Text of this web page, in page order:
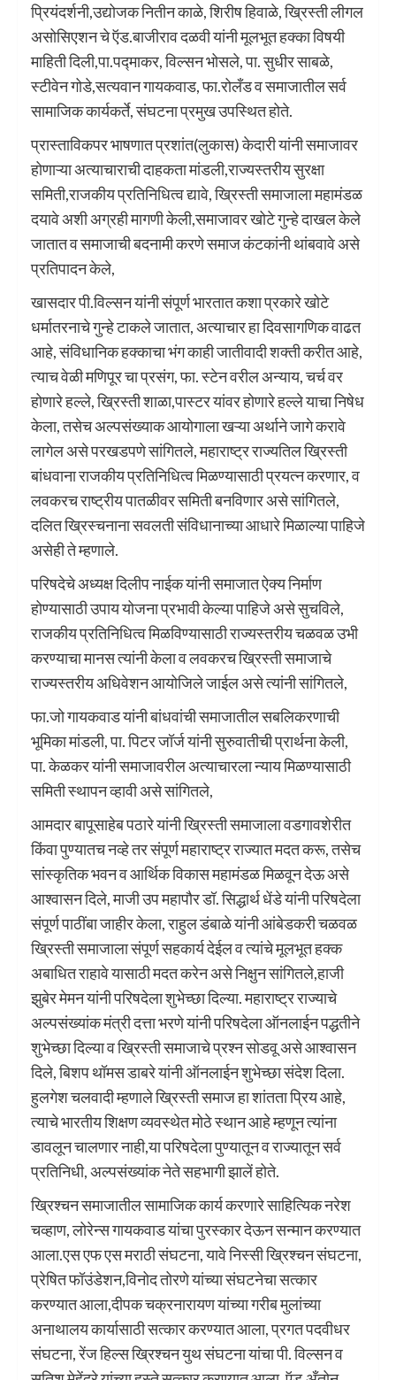
प्रियंदर्शनी,उद्योजक नितीन काळे, शिरीष हिवाळे, ख्रिस्ती लीगल
असोसिएशन चे ऍड.बाजीराव दळवी यांनी मूलभूत हक्का विषयी
माहिती दिली,पा.पद्माकर, विल्सन भोसले, पा. सुधीर साबळे,
स्टीवेन गोडे,सत्यवान गायकवाड, फा.रोलँड व समाजातील सर्व
सामाजिक कार्यकर्ते, संघटना प्रमुख उपस्थित होते.
प्रास्ताविकपर भाषणात प्रशांत(लुकास) केदारी यांनी समाजावर
होणाऱ्या अत्याचाराची दाहकता मांडली,राज्यस्तरीय सुरक्षा
समिती,राजकीय प्रतिनिधित्व द्यावे, ख्रिस्ती समाजाला महामंडळ
दयावे अशी अग्रही मागणी केली,समाजावर खोटे गुन्हे दाखल केले
जातात व समाजाची बदनामी करणे समाज कंटकांनी थांबवावे असे
प्रतिपादन केले,
खासदार पी.विल्सन यांनी संपूर्ण भारतात कशा प्रकारे खोटे
धर्मातरनाचे गुन्हे टाकले जातात, अत्याचार हा दिवसागणिक वाढत
आहे, संविधानिक हक्काचा भंग काही जातीवादी शक्ती करीत आहे,
त्याच वेळी मणिपूर चा प्रसंग, फा. स्टेन वरील अन्याय, चर्च वर
होणारे हल्ले, ख्रिस्ती शाळा,पास्टर यांवर होणारे हल्ले याचा निषेध
केला, तसेच अल्पसंख्याक आयोगाला खऱ्या अर्थाने जागे करावे
लागेल असे परखडपणे सांगितले, महाराष्ट्र राज्यतिल ख्रिस्ती
बांधवाना राजकीय प्रतिनिधित्व मिळण्यासाठी प्रयत्न करणार, व
लवकरच राष्ट्रीय पातळीवर समिती बनविणार असे सांगितले,
दलित ख्रिस्चनाना सवलती संविधानाच्या आधारे मिळाल्या पाहिजे
असेही ते म्हणाले.
परिषदेचे अध्यक्ष दिलीप नाईक यांनी समाजात ऐक्य निर्माण
होण्यासाठी उपाय योजना प्रभावी केल्या पाहिजे असे सुचविले,
राजकीय प्रतिनिधित्व मिळविण्यासाठी राज्यस्तरीय चळवळ उभी
करण्याचा मानस त्यांनी केला व लवकरच ख्रिस्ती समाजाचे
राज्यस्तरीय अधिवेशन आयोजिले जाईल असे त्यांनी सांगितले,
फा.जो गायकवाड यांनी बांधवांची समाजातील सबलिकरणाची
भूमिका मांडली, पा. पिटर जॉर्ज यांनी सुरुवातीची प्रार्थना केली,
पा. केळकर यांनी समाजावरील अत्याचारला न्याय मिळण्यासाठी
समिती स्थापन व्हावी असे सांगितले,
आमदार बापूसाहेब पठारे यांनी ख्रिस्ती समाजाला वडगावशेरीत
किंवा पुण्यातच नव्हे तर संपूर्ण महाराष्ट्र राज्यात मदत करू, तसेच
सांस्कृतिक भवन व आर्थिक विकास महामंडळ मिळवून देऊ असे
आश्वासन दिले, माजी उप महापौर डॉ. सिद्धार्थ धेंडे यांनी परिषदेला
संपूर्ण पाठींबा जाहीर केला, राहुल डंबाळे यांनी आंबेडकरी चळवळ
ख्रिस्ती समाजाला संपूर्ण सहकार्य देईल व त्यांचे मूलभूत हक्क
अबाधित राहावे यासाठी मदत करेन असे निक्षुन सांगितले,हाजी
झुबेर मेमन यांनी परिषदेला शुभेच्छा दिल्या. महाराष्ट्र राज्याचे
अल्पसंख्यांक मंत्री दत्ता भरणे यांनी परिषदेला ऑनलाईन पद्धतीने
शुभेच्छा दिल्या व ख्रिस्ती समाजाचे प्रश्न सोडवू असे आश्वासन
दिले, बिशप थॉमस डाबरे यांनी ऑनलाईन शुभेच्छा संदेश दिला.
हुलगेश चलवादी म्हणाले ख्रिस्ती समाज हा शांतता प्रिय आहे,
त्याचे भारतीय शिक्षण व्यवस्थेत मोठे स्थान आहे म्हणून त्यांना
डावलून चालणार नाही,या परिषदेला पुण्यातून व राज्यातून सर्व
प्रतिनिधी, अल्पसंख्यांक नेते सहभागी झालें होते.
ख्रिश्चन समाजातील सामाजिक कार्य करणारे साहित्यिक नरेश
चव्हाण, लोरेन्स गायकवाड यांचा पुरस्कार देऊन सन्मान करण्यात
आला.एस एफ एस मराठी संघटना, यावे निस्सी ख्रिश्चन संघटना,
प्रेषित फॉउंडेशन,विनोद तोरणे यांच्या संघटनेचा सत्कार
करण्यात आला,दीपक चक्रनारायण यांच्या गरीब मुलांच्या
अनाथालय कार्यासाठी सत्कार करण्यात आला, प्रगत पदवीधर
संघटना, रेंज हिल्स ख्रिश्चन युथ संघटना यांचा पी. विल्सन व